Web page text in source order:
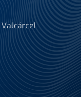
Valcárcel